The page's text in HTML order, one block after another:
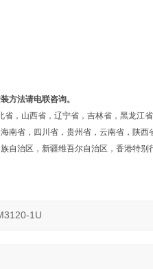
方法请电联咨询。
，山西省，辽宁省，吉林省，黑龙江
南省，四川省，贵州省，云南省，陕西
治区，新疆维吾尔自治区，香港特别